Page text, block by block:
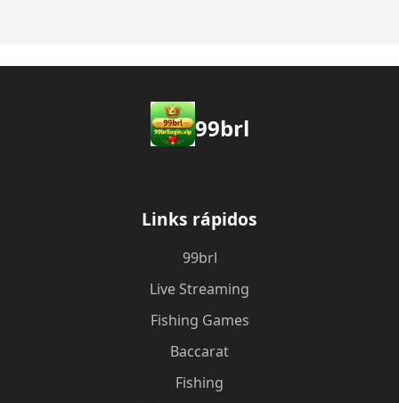
99brl
Links rápidos
99brl
Live Streaming
Fishing Games
Baccarat
Fishing